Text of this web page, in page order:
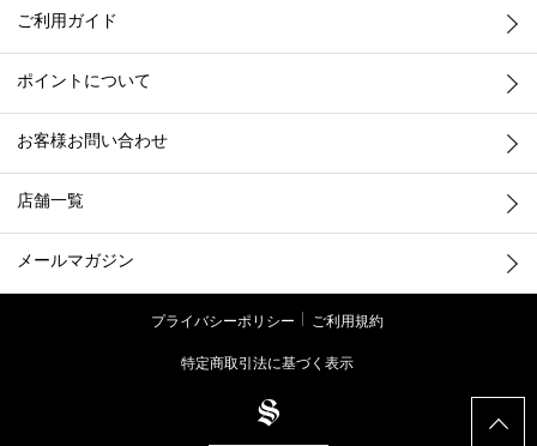
ご利用ガイド
ポイントについて
お客様お問い合わせ
店舗一覧
メールマガジン
プライバシーポリシー
ご利用規約
特定商取引法に基づく表示